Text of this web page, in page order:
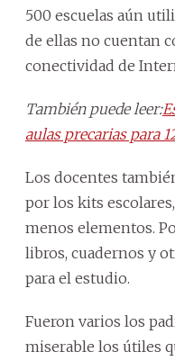
500 escuelas aún
de ellas no cuentan
conectividad de
También puede leer:
aulas precarias para
Los docentes
por los kits
menos elementos.
libros, cuadernos y
para el estudio.
Fueron varios los
miserable los útiles